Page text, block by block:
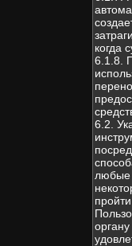
когда
6.1.8.
6.2.
любые